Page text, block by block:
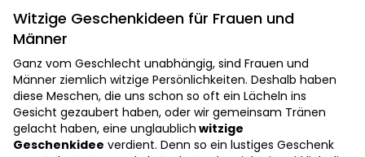
Witzige Geschenkideen für Frauen und
Männer
Ganz vom Geschlecht unabhängig, sind Frauen und
Männer ziemlich witzige Persönlichkeiten. Deshalb haben
diese Meschen, die uns schon so oft ein Lächeln ins
Gesicht gezaubert haben, oder wir gemeinsam Tränen
gelacht haben, eine unglaublich witzige
Geschenkidee verdient. Denn so ein lustiges Geschenk